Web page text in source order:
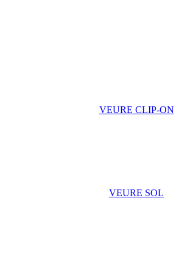
VEURE CLIP-ON
VEURE SOL